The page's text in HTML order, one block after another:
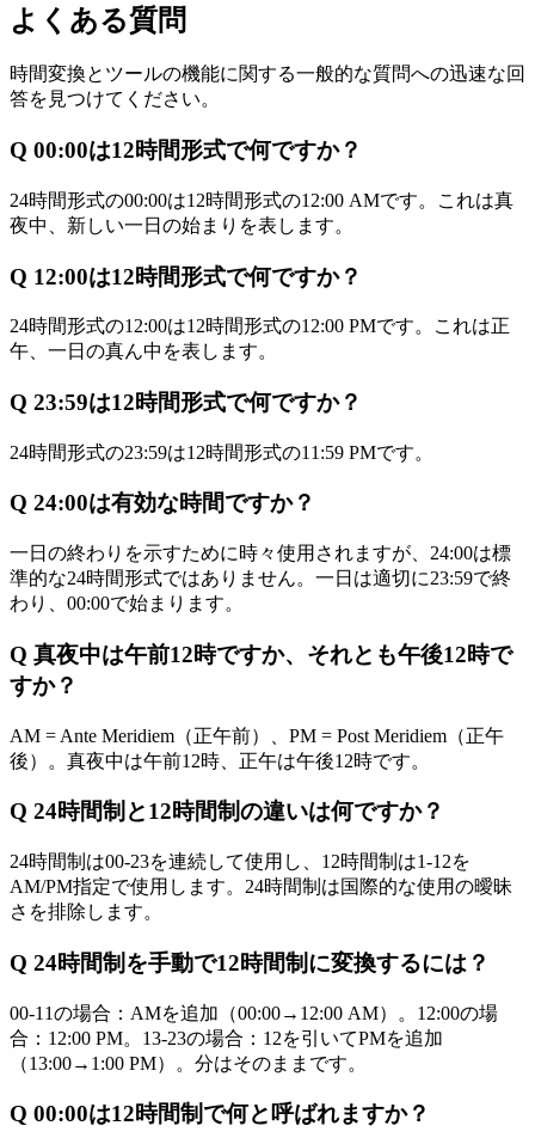
よくある質問
時間変換とツールの機能に関する一般的な質問への迅速な回
答を見つけてください。
Q 00:00は12時間形式で何ですか？
24時間形式の00:00は12時間形式の12:00 AMです。これは真
夜中、新しい一日の始まりを表します。
Q 12:00は12時間形式で何ですか？
24時間形式の12:00は12時間形式の12:00 PMです。これは正
午、一日の真ん中を表します。
Q 23:59は12時間形式で何ですか？
24時間形式の23:59は12時間形式の11:59 PMです。
Q 24:00は有効な時間ですか？
一日の終わりを示すために時々使用されますが、24:00は標
準的な24時間形式ではありません。一日は適切に23:59で終
わり、00:00で始まります。
Q 真夜中は午前12時ですか、それとも午後12時で
すか？
AM = Ante Meridiem（正午前）、PM = Post Meridiem（正午
後）。真夜中は午前12時、正午は午後12時です。
Q 24時間制と12時間制の違いは何ですか？
24時間制は00-23を連続して使用し、12時間制は1-12を
AM/PM指定で使用します。24時間制は国際的な使用の曖昧
さを排除します。
Q 24時間制を手動で12時間制に変換するには？
00-11の場合：AMを追加（00:00→12:00 AM）。12:00の場
合：12:00 PM。13-23の場合：12を引いてPMを追加
（13:00→1:00 PM）。分はそのままです。
Q 00:00は12時間制で何と呼ばれますか？